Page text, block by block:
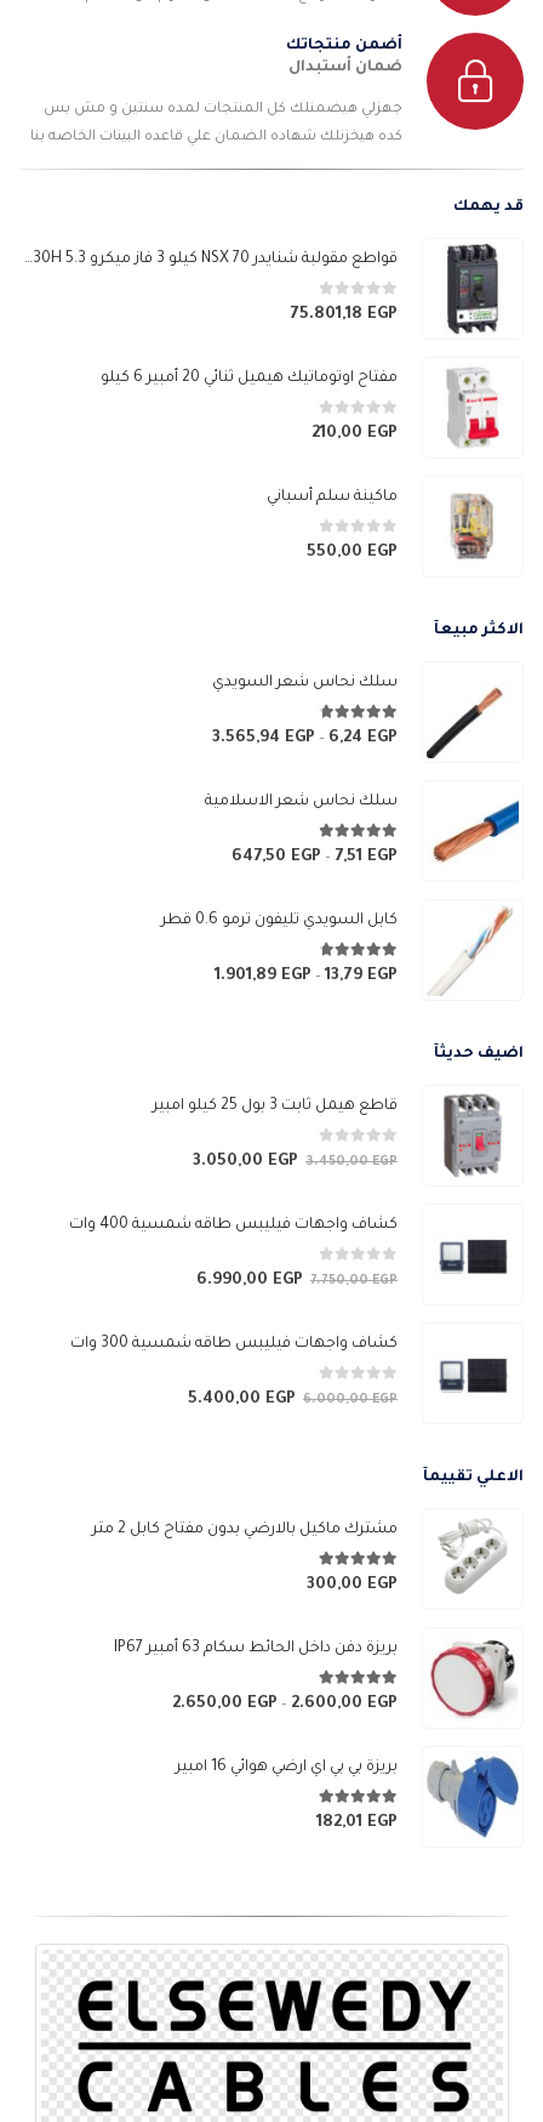
أضمن منتجاتك
ضمان أستبدال
جهزلي هيضمنلك كل المنتجات لمده سنتين و مش بس
كده هيخزنلك شهاده الضمان علي قاعده البينات الخاصه بنا
قد يهمك
قواطع مقولبة شنايدر NSX 70 كيلو 3 فاز ميكرو 5.3 E 630H
0من 575.801,18 EGP
مفتاح اوتوماتيك هيميل ثنائي 20 أمبير 6 كيلو
0من 5210,00 EGP
ماكينة سلم أسباني
0من 5550,00 EGP
الاكثر مبيعآ
سلك نحاس شعر السويدي
4.67 من 5
6,24 EGP
–
3.565,94 EGP
نطاق
منسلك نحاس شعر الاسلامية
4.83 من 5
7,51 EGP
–
647,50 EGP
من
خلال
كابل السويدي تليفون ترمو 0.6 قطر
4.67 من 5
13,79 EGP
–
1.901,89 EGP
نطاق
اضيف حديثآ
قاطع هيمل ثابت 3 بول 25 كيلو امبير
0 من 53.450,00EGP
السعر
هو:
3.050,00 EGP
السعر
هو:
كشاف واجهات فيليبس طاقه شمسية 400 وات
0 من 57.750,00EGP
السعر
هو:
6.990,00 EGP
هو:
كشاف واجهات فيليبس طاقه شمسية 300 وات
0 من 56.000,00EGP
السعر5.400,00 EGP
السعر
الاعلي تقييمآ
مشترك ماكيل بالارضي بدون مفتاح كابل 2 متر
5.00 من 5
300,00 EGP
بريزة دفن داخل الحائط سكام 63 أمبير IP67
5.00 من 5
2.600,00 EGP
–
2.650,00 EGP
بريزة بي بي اي ارضي هوائي 16 امبير
5.00 من 5
182,01 EGP